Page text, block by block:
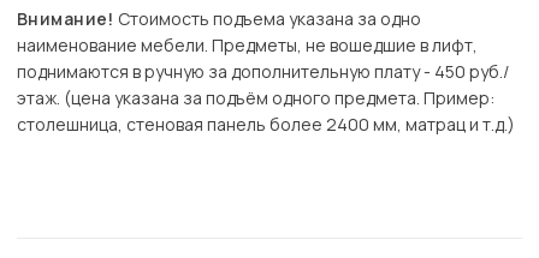
Внимание! Стоимость подъема указана за одно
наименование мебели. Предметы, не вошедшие в лифт,
поднимаются в ручную за дополнительную плату - 450 руб./
этаж. (цена указана за подъём одного предмета. Пример:
столешница, стеновая панель более 2400 мм, матрац и т.д.)